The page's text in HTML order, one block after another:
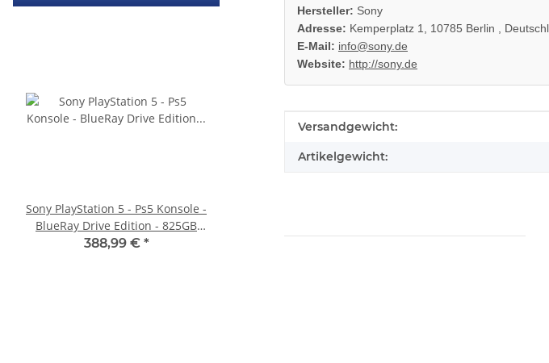
Hersteller: Sony
Adresse: Kemperplatz 1, 10785 Berlin ,
E-Mail: info@sony.de
Website: http://sony.de
Produkteigenschaft
Wert
Versandgewicht:
Artikelgewicht:
Sony PlayStation 5 - Ps5 Konsole -
BlueRay Drive Edition - 825GB
CFI-1216A gebraucht
388,99 € *
Netzteil 220V 135
10.83A *
36,99